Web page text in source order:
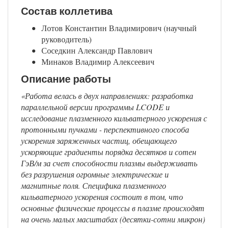
Состав коллетива
Лотов Константин Владимирович (научный
руководитель)
Соседкин Александр Павлович
Минаков Владимир Алексеевич
Описание работы
«Работа велась в двух направлениях: разработка
параллельной версии программы LCODE и
исследование плазменного кильватерного ускорения с
протонными пучками - перспективного способа
ускорения заряженных частиц, обещающего
ускоряющие градиенты порядка десятков и сотен
ГэВ/м за счет способности плазмы выдерживать
без разрушения огромные электрические и
магнитные поля. Специфика плазменного
кильватерного ускорения состоит в том, что
основные физические процессы в плазме происходят
на очень малых масштабах (десятки-сотни микрон)